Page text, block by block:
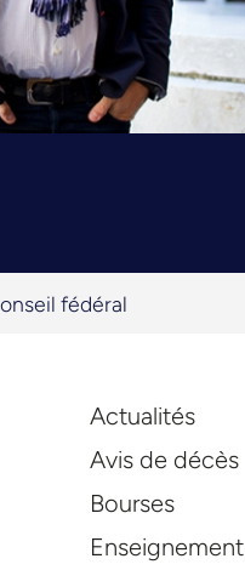
fédéral
Actualités
Avis de décès
Bourses
Enseignement